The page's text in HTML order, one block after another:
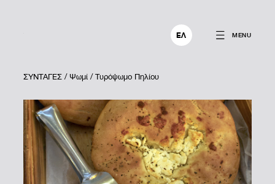
ΕΛ MENU
ΣΥΝΤΑΓΕΣ / Ψωμί / Τυρόψωμο Πηλίου